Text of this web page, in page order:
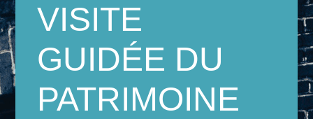
VISITE
GUIDÉE DU
PATRIMOINE